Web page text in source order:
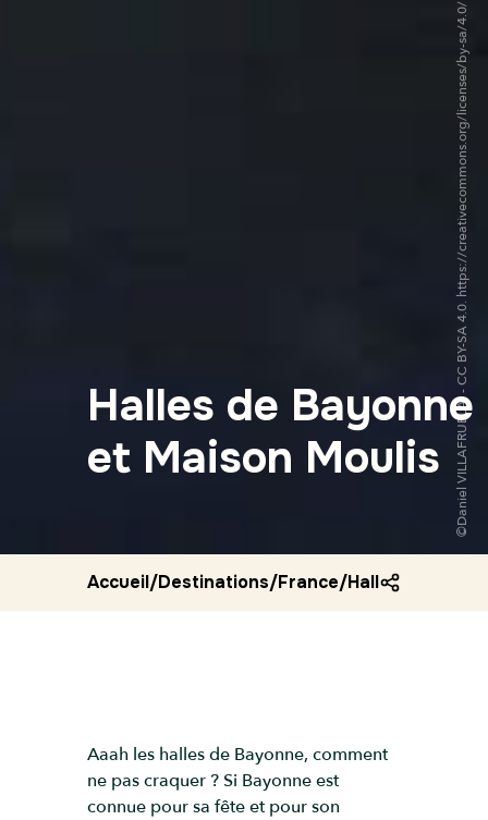
Halles de Bayonne
et Maison Moulis ©Daniel VILLAFRUELA. - CC BY-SA 4.0. https://creativecommons.org/licenses/by-sa/4.0/
Accueil/Destinations/France/Halles de
Aaah les halles de Bayonne, comment
ne pas craquer ? Si Bayonne est
connue pour sa fête et pour son